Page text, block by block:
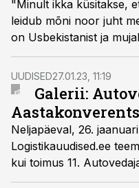
"Minult ikka küsitakse,
leidub mõni noor juht
on Usbekistanist ja
silmis ahastust, kui ta
Ta unistab, et me saaks
oleks mõnus suhelda," rääkis Autosert
tegutseva Ametikoolitus
autovedajate
UUDISED27.01.23, 11:19
Galerii:
Aastakonverents
Neljapäeval, 26.
Logistikauudised.ee
kui toimus 11.
rekordiline arv